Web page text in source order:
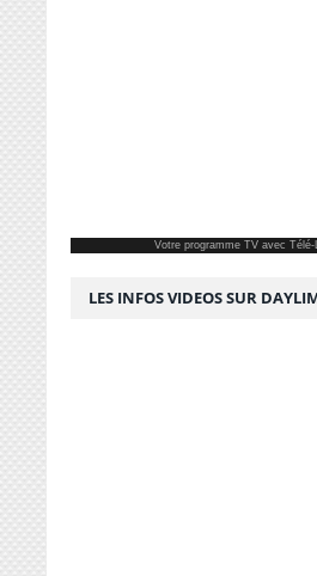
Votre programme TVavec Télé-
LES INFOS VIDEOS SUR